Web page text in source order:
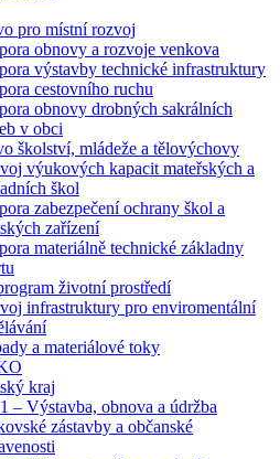
pro místní rozvoj
obnovy a rozvoje venkova
výstavby technické infrastruktury
cestovního ruchu
obnovy drobných sakrálních
v obci
školství, mládeže a tělovýchovy
výukových kapacit mateřských a
škol
zabezpečení ochrany škol a
zařízení
materiálně technické základny
životní prostředí
infrastruktury pro enviromentální
a materiálové toky
kraj
– Výstavba, obnova a údržba
zástavby a občanské